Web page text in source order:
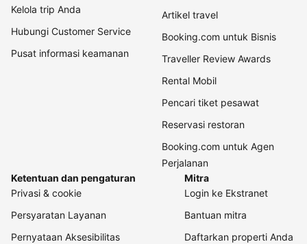
Kelola trip Anda
Hubungi Customer Service
Pusat informasi keamanan
Artikel travel
Booking.com untuk Bisnis
Traveller Review Awards
Rental Mobil
Pencari tiket pesawat
Reservasi restoran
Booking.com untuk Agen
Perjalanan
Ketentuan dan pengaturan
Privasi & cookie
Persyaratan Layanan
Pernyataan Aksesibilitas
Mitra
Login ke Ekstranet
Bantuan mitra
Daftarkan properti Anda